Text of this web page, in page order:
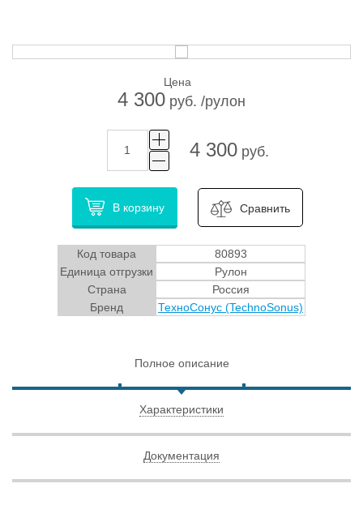
Цена
4 300 руб. /рулон
4 300руб.
В корзину Сравнить
Код товара
80893
Единица отгрузки
Рулон
Страна
Россия
Бренд
ТехноСонус (TechnoSonus)
Полное описание
Характеристики
Документация